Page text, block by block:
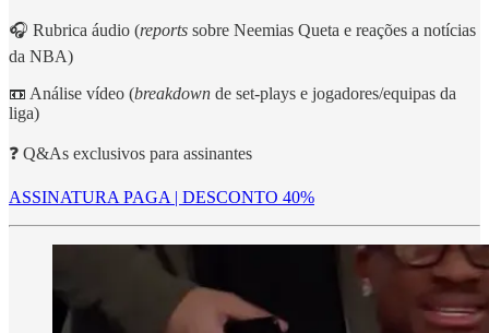
🎧 Rubrica áudio (reports sobre Neemias Queta e reações a notícias
da NBA)
📼 Análise vídeo (breakdown de set-plays e jogadores/equipas da
liga)
❓ Q&As exclusivos para assinantes
ASSINATURA PAGA | DESCONTO 40%